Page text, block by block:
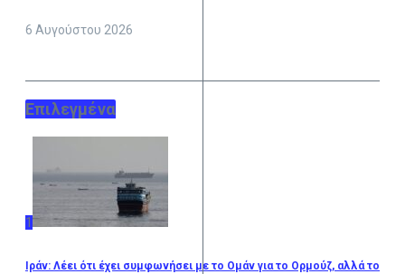
6 Αυγούστου 2026
Επιλεγμένα
1
Ιράν: Λέει ότι έχει συμφωνήσει με το Ομάν για το Ορμούζ, αλλά το